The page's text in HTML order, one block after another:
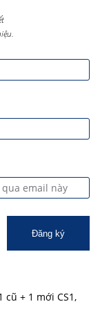
Đăng ký
+ 1 mới CS1,